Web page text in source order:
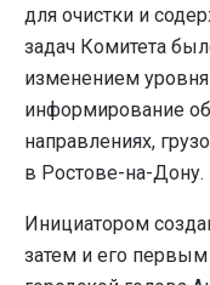
для очистки и
задач Комитета
изменением
информирование
направлениях,
в Ростове-на-Дону.
Инициатором
затем и его